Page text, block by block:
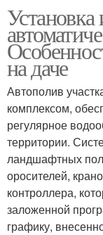
на даче
Автополив
комплексом,
регулярное
территории.
ландшафтных
оросителей,
контроллера,
заложенной
графику,